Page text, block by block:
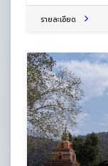
รายละเอียด